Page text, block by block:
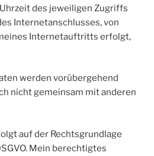
des jeweiligen Zugriffs
Internetanschlusses, von
Internetauftritts erfolgt,
werden vorübergehend
nicht gemeinsam mit anderen
auf der Rechtsgrundlage
Mein berechtigtes